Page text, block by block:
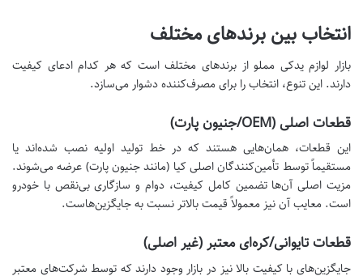
انتخاب بین برندهای مختلف
بازار لوازم یدکی مملو از برندهای مختلف است که هر کدام ادعای کیفیت
دارند. این تنوع، انتخاب را برای مصرف‌کننده دشوار می‌سازد.
قطعات اصلی (OEM/جنیون پارت)
این قطعات، همان‌هایی هستند که در خط تولید اولیه نصب شده‌اند یا
مستقیماً توسط تأمین‌کنندگان اصلی کیا (مانند جنیون پارت) عرضه می‌شوند.
مزیت اصلی آن‌ها تضمین کامل کیفیت، دوام و سازگاری بی‌نقص با خودرو
است. معایب آن نیز معمولاً قیمت بالاتر نسبت به جایگزین‌هاست.
قطعات تایوانی/کره‌ای معتبر (غیر اصلی)
جایگزین‌های با کیفیت بالا نیز در بازار وجود دارند که توسط شرکت‌های معتبر